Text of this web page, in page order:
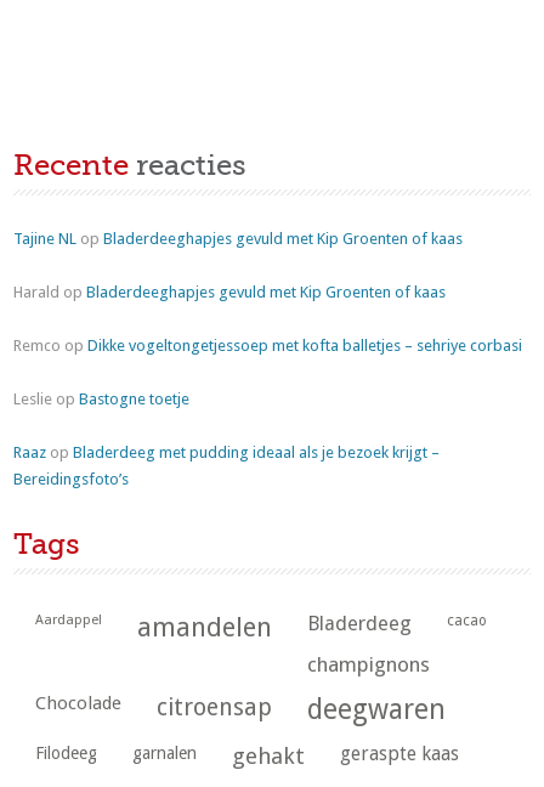
Recente reacties
Tajine NL opBladerdeeghapjes gevuld met Kip Groenten of kaas
Harald opBladerdeeghapjes gevuld met Kip Groenten of kaas
Remco opDikke vogeltongetjessoep met kofta balletjes – sehriye corbasi
Leslie opBastogne toetje
Raaz opBladerdeeg met pudding ideaal als je bezoek krijgt –
Bereidingsfoto’s
Tags
Aardappel amandelen Bladerdeeg cacao
champignons
Chocolade citroensap deegwaren
Filodeeg garnalen gehakt geraspte kaas